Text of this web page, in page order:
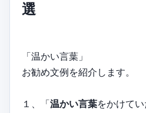
選
「温かい言葉」
お勧め文例を紹介します。
１、「温かい言葉をかけて